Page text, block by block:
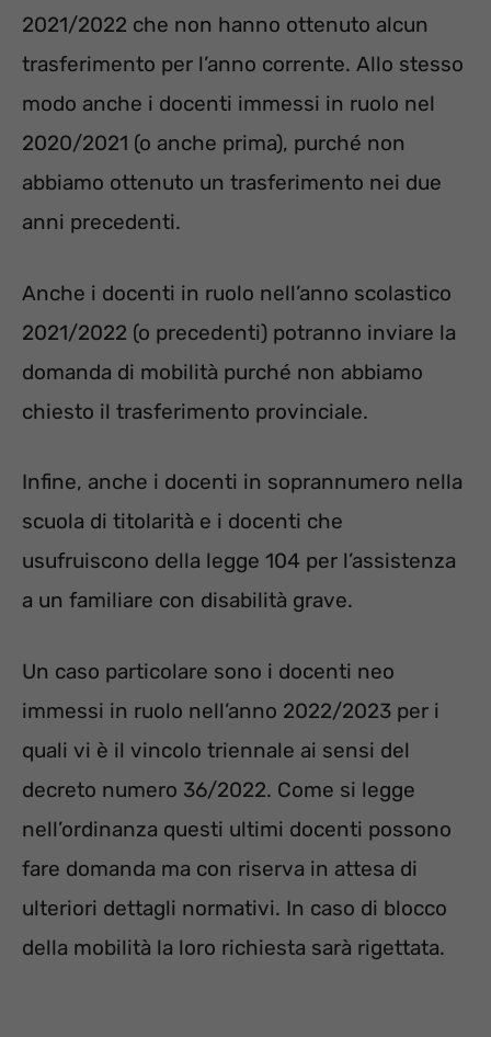
2021/2022 che non hanno ottenuto alcun
trasferimento per l’anno corrente. Allo stesso
modo anche i docenti immessi in ruolo nel
2020/2021 (o anche prima), purché non
abbiamo ottenuto un trasferimento nei due
anni precedenti.
Anche i docenti in ruolo nell’anno scolastico
2021/2022 (o precedenti) potranno inviare la
domanda di mobilità purché non abbiamo
chiesto il trasferimento provinciale.
Infine, anche i docenti in soprannumero nella
scuola di titolarità e i docenti che
usufruiscono della legge 104 per l’assistenza
a un familiare con disabilità grave.
Un caso particolare sono i docenti neo
immessi in ruolo nell’anno 2022/2023 per i
quali vi è il vincolo triennale ai sensi del
decreto numero 36/2022. Come si legge
nell’ordinanza questi ultimi docenti possono
fare domanda ma con riserva in attesa di
ulteriori dettagli normativi. In caso di blocco
della mobilità la loro richiesta sarà rigettata.